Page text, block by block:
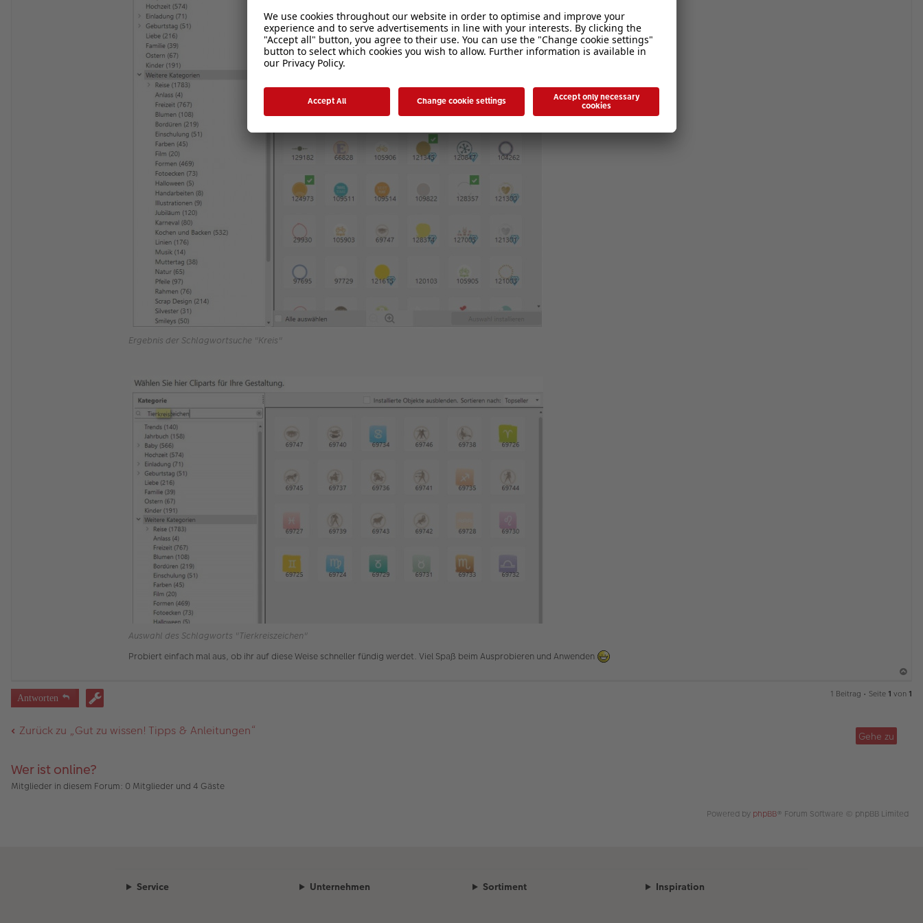
Ergebnis der Schlagwortsuche "Kreis"
Auswahl des Schlagworts "Tierkreiszeichen"
Probiert einfach mal aus, ob ihr auf diese Weise schneller fündig werdet. Viel Spaß beim Ausprobieren und Anwenden
a
Antworten 1 Beitrag • Seite 1 von 1
Zurück zu „Gut zu wissen! Tipps & Anleitungen“ Gehe zu
Wer ist online?
Mitglieder in diesem Forum: 0 Mitglieder und 4 Gäste
Powered by phpBB® Forum Software © phpBB Limited
Service Unternehmen Sortiment Inspiration